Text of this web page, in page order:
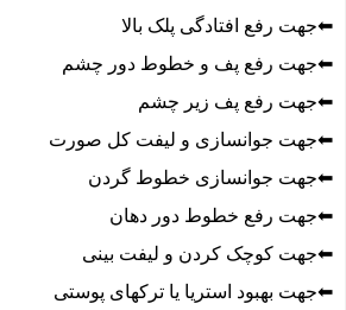
⬅جهت رفع افتادگی پلک بالا
⬅جهت رفع پف و خطوط دور چشم
⬅جهت رفع پف زیر چشم
⬅جهت جوانسازی و لیفت کل صورت
⬅جهت جوانسازى خطوط گردن
⬅جهت رفع خطوط دور دهان
⬅جهت کوچک کردن و لیفت بینى
⬅جهت بهبود استریا یا ترکهای پوستی